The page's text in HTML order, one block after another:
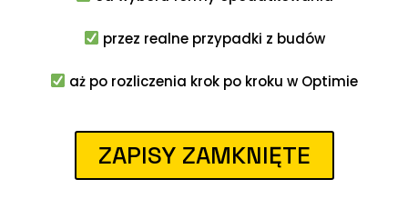
przez realne przypadki z budów
aż po rozliczenia krok po kroku w Optimie
ZAPISY ZAMKNIĘTE